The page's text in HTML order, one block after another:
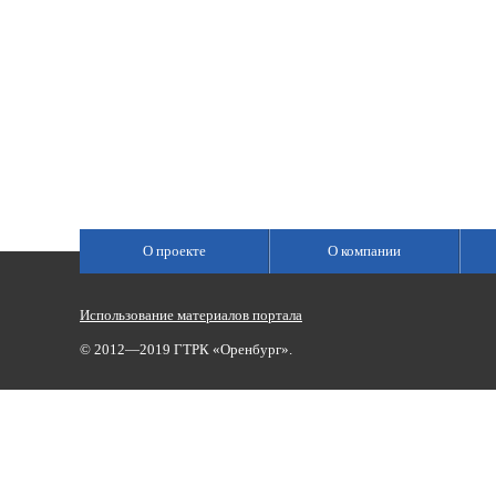
О проекте О компании
Использование материалов портала
© 2012—2019 ГТРК «Оренбург».
Сетевое издание «Государственный Интернет-Канал «Россия»